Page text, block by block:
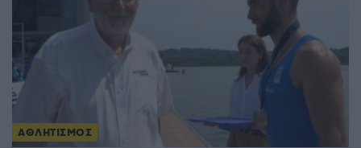
ΑΘΛΗΤΙΣΜΟΣ